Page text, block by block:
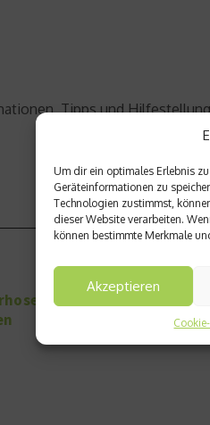
Um dir ein optimales Erlebnis
Geräteinformationen zu
Technologien zustimmst,
dieser Website verarbeiten.
können bestimmte Merkmale
Akzeptieren
Tipps und
– Nichts schützt besser